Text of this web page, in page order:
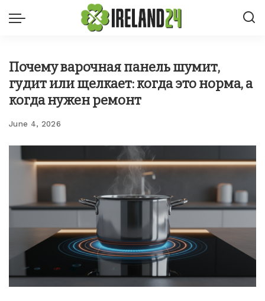
Почему варочная панель шумит,
гудит или щелкает: когда это норма, а
когда нужен ремонт
June 4, 2026